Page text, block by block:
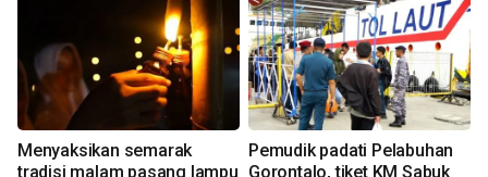
Menyaksikan semarak
tradisi malam pasang lampu
Pemudik padati Pelabuhan
Gorontalo, tiket KM Sabuk